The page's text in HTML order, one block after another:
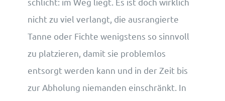
nicht zu viel verlangt, die ausrangierte
Tanne oder Fichte wenigstens so sinnvoll
zu platzieren, damit sie problemlos
entsorgt werden kann und in der Zeit bis
zur Abholung niemanden einschränkt. In